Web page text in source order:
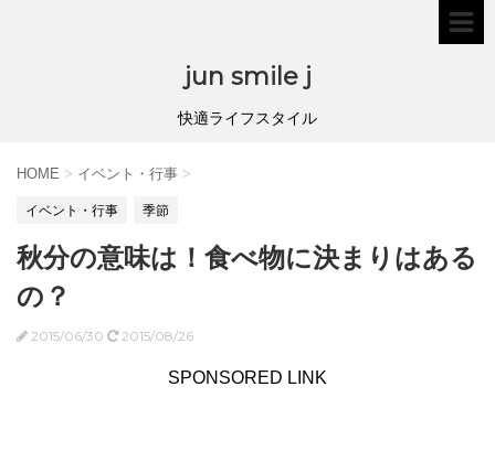
jun smile j
快適ライフスタイル
HOME > イベント・行事 >
イベント・行事 季節
秋分の意味は！食べ物に決まりはある
の？
2015/06/30 2015/08/26
SPONSORED LINK